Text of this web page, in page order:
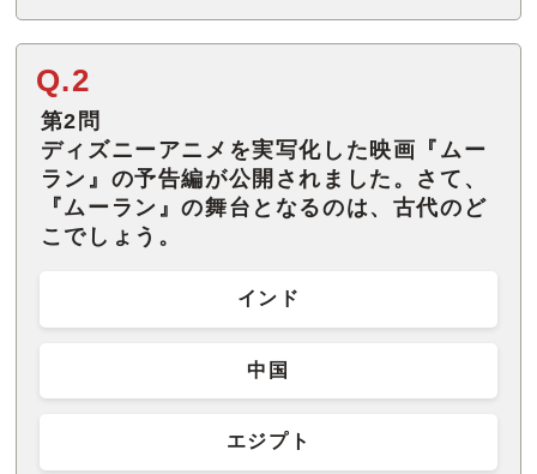
Q.2
第2問
ディズニーアニメを実写化した映画『ムー
ラン』の予告編が公開されました。さて、
『ムーラン』の舞台となるのは、古代のど
こでしょう。
インド
中国
エジプト